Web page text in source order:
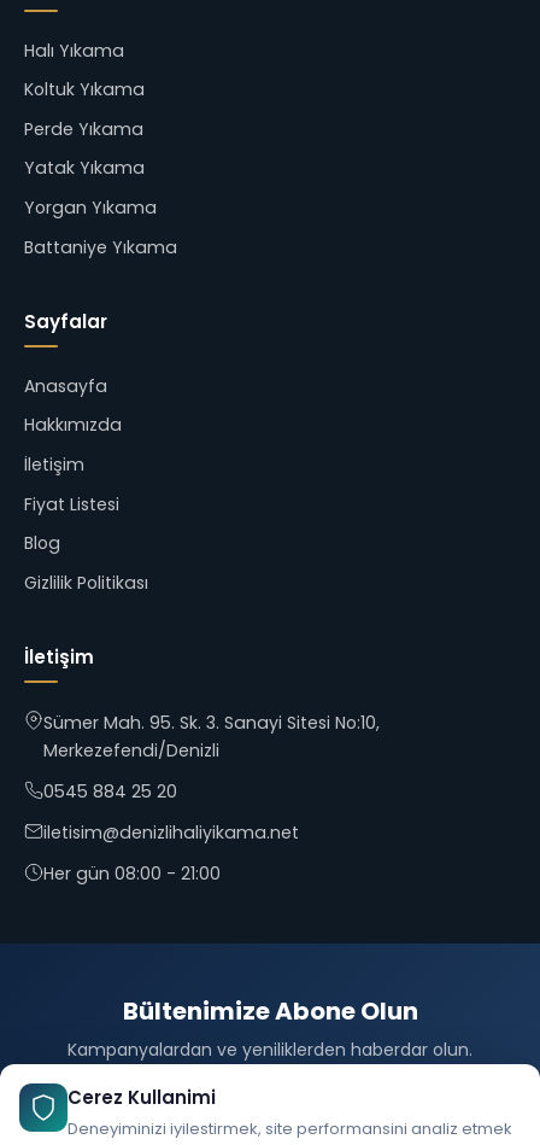
Halı Yıkama
Koltuk Yıkama
Perde Yıkama
Yatak Yıkama
Yorgan Yıkama
Battaniye Yıkama
Sayfalar
Anasayfa
Hakkımızda
İletişim
Fiyat Listesi
Blog
Gizlilik Politikası
İletişim
Sümer Mah. 95. Sk. 3. Sanayi Sitesi No:10,
Merkezefendi/Denizli
0545 884 25 20
iletisim@denizlihaliyikama.net
Her gün 08:00 - 21:00
Bültenimize Abone Olun
Kampanyalardan ve yeniliklerden haberdar olun.
Cerez Kullanimi
Deneyiminizi iyilestirmek, site performansini analiz etmek